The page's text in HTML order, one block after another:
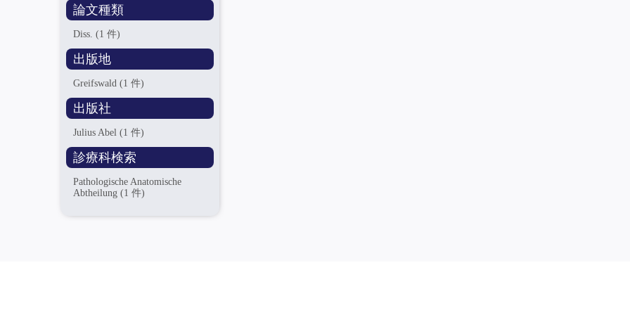
論文種類
Diss.(1 件)
出版地
Greifswald(1 件)
出版社
Julius Abel(1 件)
診療科検索
Pathologische Anatomische
Abtheilung(1 件)